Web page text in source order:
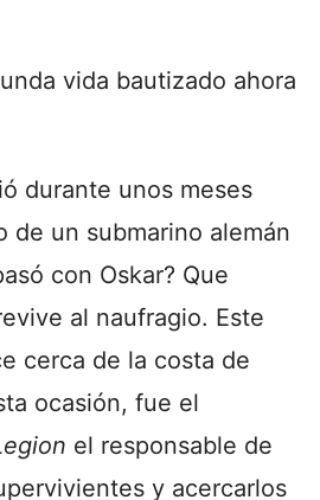
vida bautizado ahora
durante unos meses
de un submarino alemán
con Oskar? Que
al naufragio. Este
cerca de la costa de
ocasión, fue el
el responsable de
y acercarlos